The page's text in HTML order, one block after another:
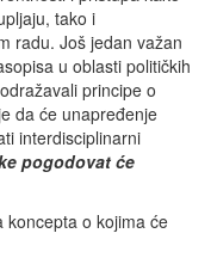
tako i
radu. Još jedan važan
u oblasti političkih
principe o
da će unapređenje
interdisciplinarni
pogodovat će
koncepta o kojima će